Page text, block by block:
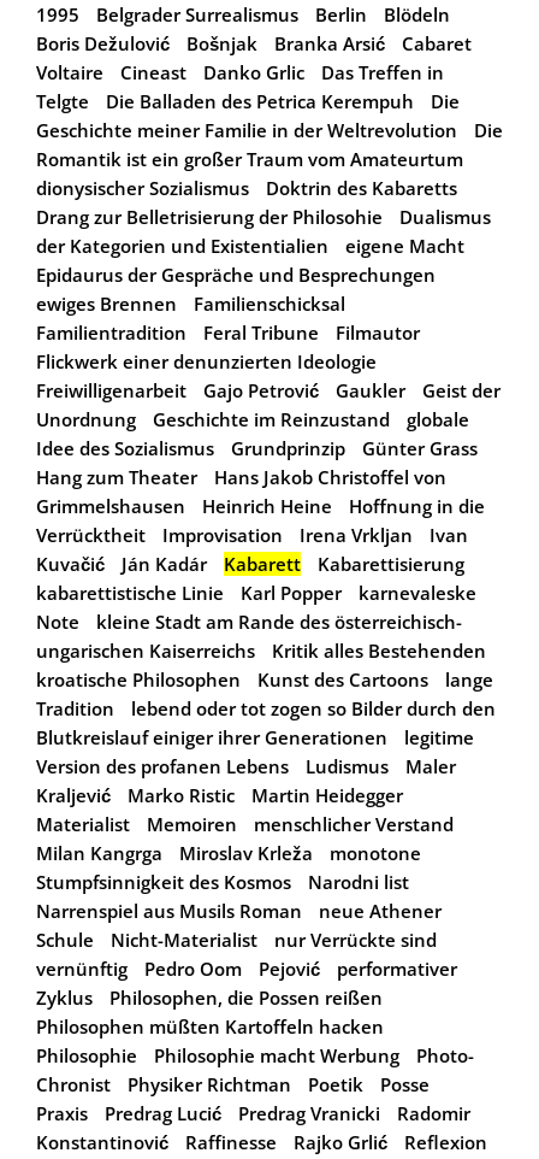
1995
Belgrader Surrealismus Berlin
Blödeln
Boris Dežulović
Bošnjak Branka Arsić
Cabaret
Voltaire
Cineast Danko Grlic
Das Treffen in
Telgte
Die Balladen des Petrica Kerempuh
Die
Geschichte meiner Familie in der Weltrevolution
Die
Romantik ist ein großer Traum vom Amateurtum
dionysischer Sozialismus
Doktrin des Kabaretts
Drang zur Belletrisierung der Philosohie
Dualismus
der Kategorien und Existentialien
eigene Macht
Epidaurus der Gespräche und Besprechungen
ewiges Brennen
Familienschicksal
Familientradition
Feral Tribune
Filmautor
Flickwerk einer denunzierten Ideologie
Freiwilligenarbeit
Gajo Petrović Gaukler
Geist der
Unordnung
Geschichte im Reinzustand
globale
Idee des Sozialismus
Grundprinzip
Günter Grass
Hang zum Theater
Hans Jakob Christoffel von
Grimmelshausen
Heinrich Heine
Hoffnung in die
Verrücktheit
Improvisation Irena Vrkljan
Ivan
Kuvačić
Ján Kadár Kabarett
Kabarettisierung
kabarettistische Linie
Karl Popper
karnevaleske
Note
kleine Stadt am Rande des österreichisch-
ungarischen Kaiserreichs
Kritik alles Bestehenden
kroatische Philosophen
Kunst des Cartoons
lange
Tradition
lebend oder tot zogen so Bilder durch den
Blutkreislauf einiger ihrer Generationen
legitime
Version des profanen Lebens
Ludismus
Maler
Kraljević
Marko Ristic
Martin Heidegger
Materialist
Memoiren
menschlicher Verstand
Milan Kangrga
Miroslav Krleža
monotone
Stumpfsinnigkeit des Kosmos
Narodni list
Narrenspiel aus Musils Roman
neue Athener
Schule
Nicht-Materialist
nur Verrückte sind
vernünftig
Pedro Oom Pejović
performativer
Zyklus
Philosophen, die Possen reißen
Philosophen müßten Kartoffeln hacken
Philosophie
Philosophie macht Werbung
Photo-
Chronist
Physiker Richtman Poetik
Posse
Praxis
Predrag Lucić Predrag Vranicki
Radomir
Konstantinović
Raffinesse Rajko Grlić
Reflexion